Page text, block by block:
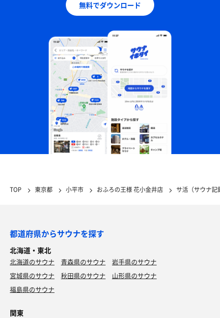
無料でダウンロード
TOP 東京都 小平市 おふろの王様 花小金井店 サ活（サウナ記
都道府県からサウナを探す
北海道・東北
北海道のサウナ 青森県のサウナ
岩手県のサウナ
宮城県のサウナ
秋田県のサウナ
山形県のサウナ
福島県のサウナ
関東